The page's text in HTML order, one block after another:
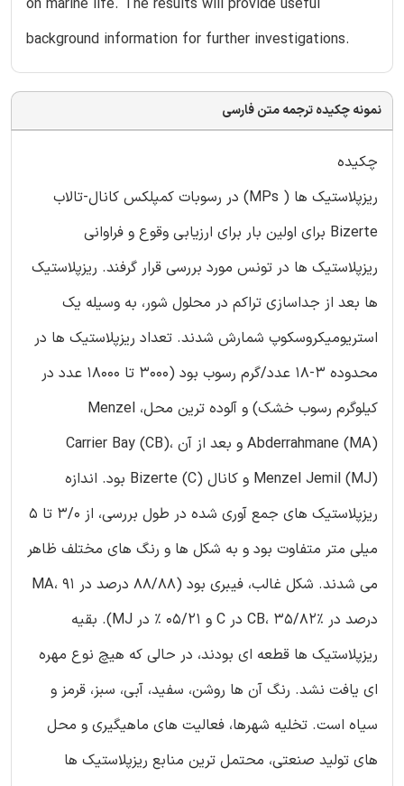
on marine life. The results will provide useful
background information for further investigations.
نمونه چکیده ترجمه متن فارسی
چکیده
ریزپلاستیک ها ( MPs) در رسوبات کمپلکس کانال-تالاب
Bizerte برای اولین بار برای ارزیابی وقوع و فراوانی
ریزپلاستیک ها در تونس مورد بررسی قرار گرفند. ریزپلاستیک
ها بعد از جداسازی تراکم در محلول شور، به وسیله یک
استریومیکروسکوپ شمارش شدند. تعداد ریزپلاستیک ها در
محدوده 3-18 عدد/گرم رسوب بود (3000 تا 18000 عدد در
کیلوگرم رسوب خشک) و آلوده ترین محل، Menzel
Abderrahmane (MA) و بعد از آن Carrier Bay (CB)،
Menzel Jemil (MJ) و کانال Bizerte (C) بود. اندازه
ریزپلاستیک های جمع آوری شده در طول بررسی، از 3/0 تا 5
میلی متر متفاوت بود و به شکل ها و رنگ های مختلف ظاهر
می شدند. شکل غالب، فیبری بود (88/88 درصد در MA، 91
درصد در CB، 35/82% در C و 05/21 % در MJ). بقیه
ریزپلاستیک ها قطعه ای بودند، در حالی که هیچ نوع مهره
ای یافت نشد. رنگ آن ها روشن، سفید، آبی، سبز، قرمز و
سیاه است. تخلیه شهرها، فعالیت های ماهیگیری و محل
های تولید صنعتی، محتمل ترین منابع ریزپلاستیک ها